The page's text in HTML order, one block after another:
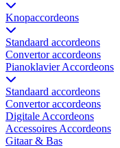
Knopaccordeons
Standaard accordeons
Convertor accordeons
Pianoklavier Accordeons
Standaard accordeons
Convertor accordeons
Digitale Accordeons
Accessoires Accordeons
Gitaar & Bas